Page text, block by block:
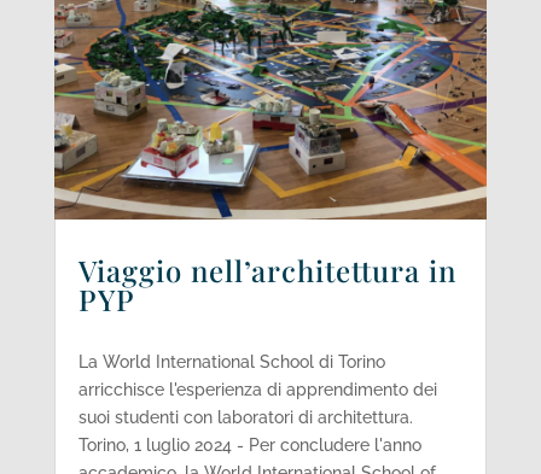
Viaggio nell’architettura in
PYP
La World International School di Torino
arricchisce l'esperienza di apprendimento dei
suoi studenti con laboratori di architettura.
Torino, 1 luglio 2024 - Per concludere l'anno